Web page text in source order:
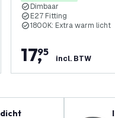
Dimbaar
E27 Fitting
1800K: Extra warm licht
17,
95
incl. BTW